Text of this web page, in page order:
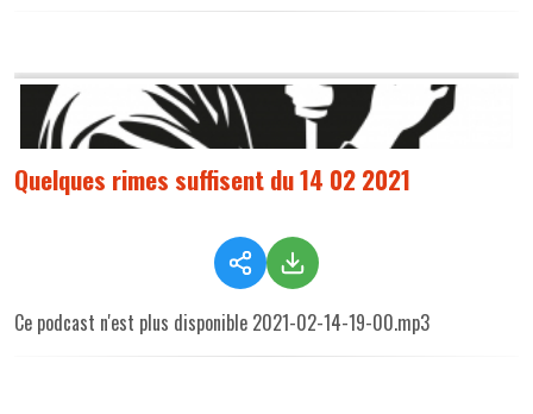
Quelques rimes suffisent du 14 02 2021
Ce podcast n'est plus disponible 2021-02-14-19-00.mp3